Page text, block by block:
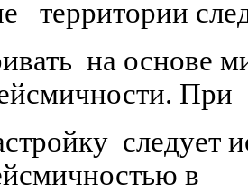
территории
на основе
При
следует
в